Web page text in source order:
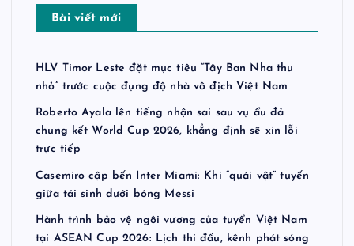
Bài viết mới
HLV Timor Leste đặt mục tiêu “Tây Ban Nha thu
nhỏ” trước cuộc đụng độ nhà vô địch Việt Nam
Roberto Ayala lên tiếng nhận sai sau vụ ẩu đả
chung kết World Cup 2026, khẳng định sẽ xin lỗi
trực tiếp
Casemiro cập bến Inter Miami: Khi “quái vật” tuyến
giữa tái sinh dưới bóng Messi
Hành trình bảo vệ ngôi vương của tuyển Việt Nam
tại ASEAN Cup 2026: Lịch thi đấu, kênh phát sóng